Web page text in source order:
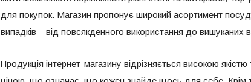
для покупок. Магазин пропонує широкий асортимент
випадків – від повсякденного використання до вишуканих
Продукція інтернет-магазину відрізняється високою